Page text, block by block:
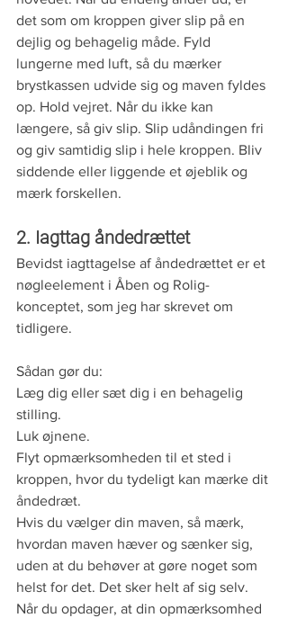
det som om kroppen giver slip på en
dejlig og behagelig måde. Fyld
lungerne med luft, så du mærker
brystkassen udvide sig og maven fyldes
op. Hold vejret. Når du ikke kan
længere, så giv slip. Slip udåndingen fri
og giv samtidig slip i hele kroppen. Bliv
siddende eller liggende et øjeblik og
mærk forskellen.
2. Iagttag åndedrættet
Bevidst iagttagelse af åndedrættet er et
nøgleelement i Åben og Rolig-
konceptet, som jeg har skrevet om
tidligere.
Sådan gør du:
Læg dig eller sæt dig i en behagelig
stilling.
Luk øjnene.
Flyt opmærksomheden til et sted i
kroppen, hvor du tydeligt kan mærke dit
åndedræt.
Hvis du vælger din maven, så mærk,
hvordan maven hæver og sænker sig,
uden at du behøver at gøre noget som
helst for det. Det sker helt af sig selv.
Når du opdager, at din opmærksomhed